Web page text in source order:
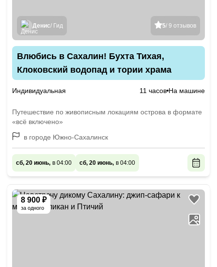
5/ 9 отзывов
Денис/ Гид
Влюбись в Сахалин! Бухта Тихая,
Клоковский водопад и тории храма
Индивидуальная 11 часов На машине
Путешествие по живописным локациям острова в формате
«всё включено»
в городе Южно-Сахалинск
сб, 20 июнь, в 04:00 сб, 20 июнь, в 04:00
8 900 ₽
за одного